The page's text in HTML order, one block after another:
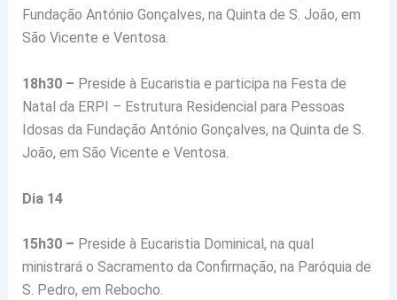
Fundação António Gonçalves, na Quinta de S. João, em
São Vicente e Ventosa.
18h30 – Preside à Eucaristia e participa na Festa de
Natal da ERPI – Estrutura Residencial para Pessoas
Idosas da Fundação António Gonçalves, na Quinta de S.
João, em São Vicente e Ventosa.
Dia 14
15h30 – Preside à Eucaristia Dominical, na qual
ministrará o Sacramento da Confirmação, na Paróquia de
S. Pedro, em Rebocho.